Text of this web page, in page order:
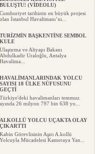
BULUŞTU! (VİDEOLU)
Cumhuriyet tarihinin en büyük projesi
olan İstanbul Havalimanı’nı...
TURİZMİN BAŞKENTİNE SEMBOL
KULE
Ulaştırma ve Altyapı Bakanı
Abdulkadir Uraloğlu, Antalya
Havalima...
HAVALİMANLARINDAK YOLCU
SAYISI 18 ÜLKE NÜFUSUNU
GEÇTİ
Türkiye'deki havalimanları temmuz
ayında 26 milyon 797 bin 638 yo...
ALKOLLÜ YOLCU UÇAKTA OLAY
ÇIKARTTI
Kabin Görevlisinin Aşırı A.kollü
Yolcuyla Mücadelesi Kameraya Yan...